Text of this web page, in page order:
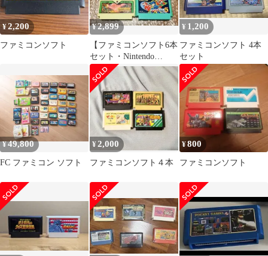
¥2,200
ファミコンソフト
¥2,899
【ファミコンソフト6本
セット・Nintendo
Famicom】pel
¥ 1,200
ファミコンソフト 4本
セット
¥49,800
FC ファミコン ソフト
¥2,000
ファミコンソフト４本
¥800
ファミコンソフト